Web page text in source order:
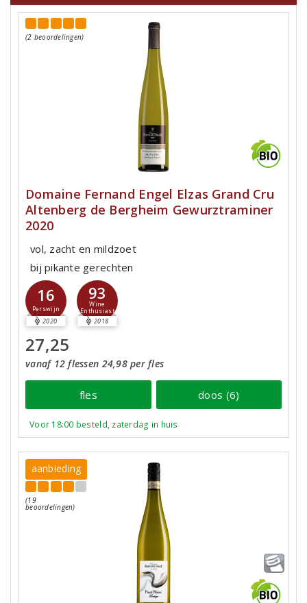
(2 beoordelingen)
Domaine Fernand Engel Elzas Grand Cru
Altenberg de Bergheim Gewurztraminer
2020
vol, zacht en mildzoet
bij pikante gerechten
16
Perswijn
2020
93
Wine
Enthusiast
2018
27,25
vanaf 12 flessen 24,98 per fles
fles doos (6)
Voor 18:00 besteld, zaterdag in huis
aanbieding
(19
beoordelingen)